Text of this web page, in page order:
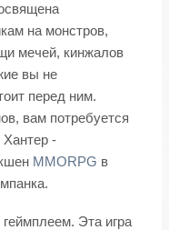
на монстров,
мечей, кинжалов
вы не
перед ним.
вам потребуется
-
MMORPG в
Эта игра